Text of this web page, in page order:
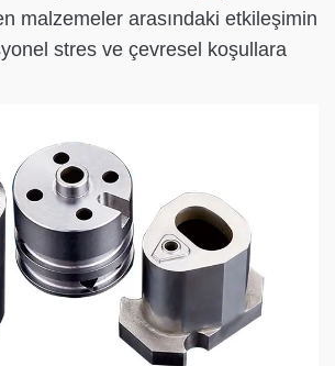
malzemeler arasındaki etkileşimin
stres ve çevresel koşullara